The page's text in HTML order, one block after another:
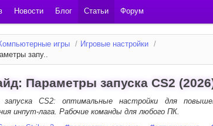
Новости Блог Статьи Форум
игры / Игровые настройки /
запу..
Параметры запуска CS2
CS2: оптимальные настройки для
инпут-лага. Рабочие команды для любого ПК.